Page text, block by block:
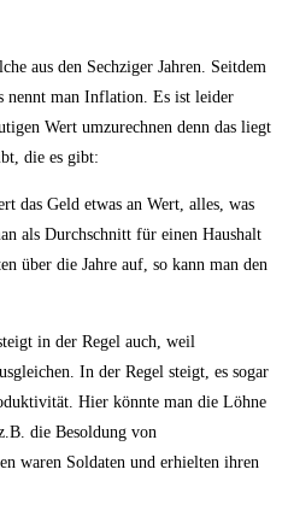
aus den Sechziger Jahren. Seitdem
nennt man Inflation. Es ist leider
Wert umzurechnen denn das liegt
die es gibt:
das Geld etwas an Wert, alles, was
als Durchschnitt für einen Haushalt
über die Jahre auf, so kann man den
in der Regel auch, weil
In der Regel steigt, es sogar
Hier könnte man die Löhne
die Besoldung von
waren Soldaten und erhielten ihren